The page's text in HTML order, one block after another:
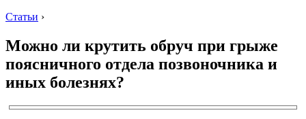
Статьи ›
Можно ли крутить обруч при грыже
поясничного отдела позвоночника и
иных болезнях?